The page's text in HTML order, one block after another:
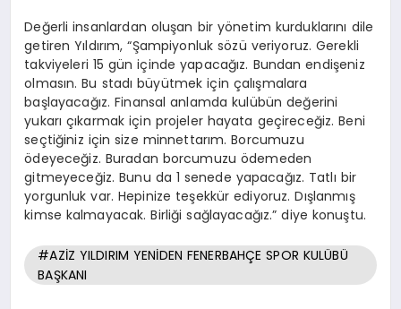
Değerli insanlardan oluşan bir yönetim kurduklarını dile
getiren Yıldırım, “Şampiyonluk sözü veriyoruz. Gerekli
takviyeleri 15 gün içinde yapacağız. Bundan endişeniz
olmasın. Bu stadı büyütmek için çalışmalara
başlayacağız. Finansal anlamda kulübün değerini
yukarı çıkarmak için projeler hayata geçireceğiz. Beni
seçtiğiniz için size minnettarım. Borcumuzu
ödeyeceğiz. Buradan borcumuzu ödemeden
gitmeyeceğiz. Bunu da 1 senede yapacağız. Tatlı bir
yorgunluk var. Hepinize teşekkür ediyoruz. Dışlanmış
kimse kalmayacak. Birliği sağlayacağız.” diye konuştu.
#AZİZ YILDIRIM YENİDEN FENERBAHÇE SPOR KULÜBÜ
BAŞKANI